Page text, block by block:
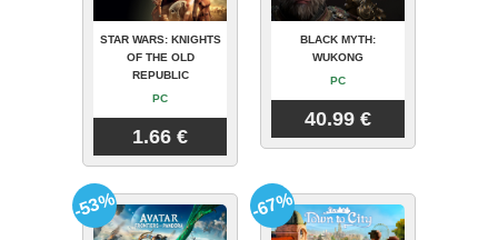
STAR WARS: KNIGHTS
OF THE OLD
REPUBLIC
PC
1.66 €
BLACK MYTH:
WUKONG
PC
40.99 €
-53% -67%